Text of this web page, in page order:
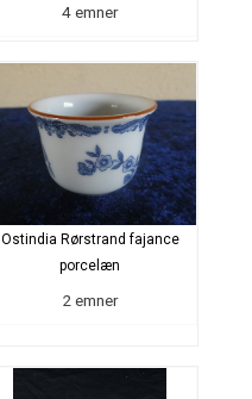
4 emner
Ostindia Rørstrand fajance
porcelæn
2 emner